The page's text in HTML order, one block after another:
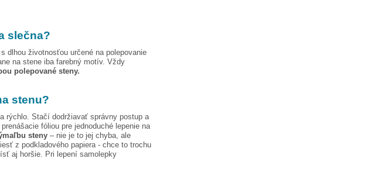
slečna?
dlhou životnosťou určené na polepovanie
na stene iba farebný motív. Vždy
polepované steny.
stenu?
rýchlo. Stačí dodržiavať správny postup a
fóliou pre jednoduché lepenie na
steny – nie je to jej chyba, ale
z podkladového papiera - chce to trochu
aj horšie. Pri lepení samolepky